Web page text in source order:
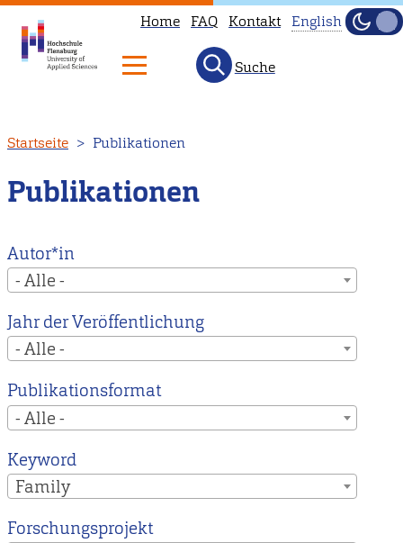
zum
Inhalt
Home FAQ Kontakt
to
our
main
instead.
English
Hell
Suche
Startseite Publikationen
Publikationen
Autor*in
- Alle -
Jahr der Veröffentlichung
- Alle -
Publikationsformat
- Alle -
Keyword
Family
Forschungsprojekt